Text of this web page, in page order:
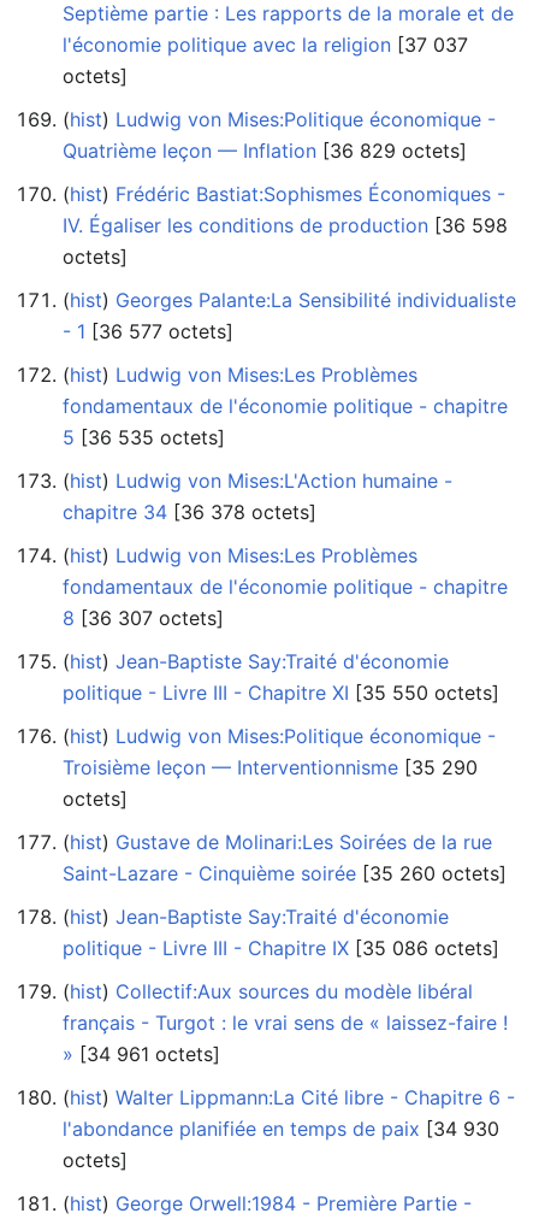
Septième partie : Les rapports de la morale et de
l'économie politique avec la religion ‎[37 037
octets]
(hist) ‎ Ludwig von Mises:Politique économique -
Quatrième leçon — Inflation ‎[36 829 octets]
(hist) ‎ Frédéric Bastiat:Sophismes Économiques -
IV. Égaliser les conditions de production ‎[36 598
octets]
(hist) ‎ Georges Palante:La Sensibilité individualiste
- 1 ‎[36 577 octets]
(hist) ‎ Ludwig von Mises:Les Problèmes
fondamentaux de l'économie politique - chapitre
5 ‎[36 535 octets]
(hist) ‎ Ludwig von Mises:L'Action humaine -
chapitre 34 ‎[36 378 octets]
(hist) ‎ Ludwig von Mises:Les Problèmes
fondamentaux de l'économie politique - chapitre
8 ‎[36 307 octets]
(hist) ‎ Jean-Baptiste Say:Traité d'économie
politique - Livre III - Chapitre XI ‎[35 550 octets]
(hist) ‎ Ludwig von Mises:Politique économique -
Troisième leçon — Interventionnisme ‎[35 290
octets]
(hist) ‎ Gustave de Molinari:Les Soirées de la rue
Saint-Lazare - Cinquième soirée ‎[35 260 octets]
(hist) ‎ Jean-Baptiste Say:Traité d'économie
politique - Livre III - Chapitre IX ‎[35 086 octets]
(hist) ‎ Collectif:Aux sources du modèle libéral
français - Turgot : le vrai sens de « laissez-faire !
» ‎[34 961 octets]
(hist) ‎ Walter Lippmann:La Cité libre - Chapitre 6 -
l'abondance planifiée en temps de paix ‎[34 930
octets]
(hist) ‎ George Orwell:1984 - Première Partie -